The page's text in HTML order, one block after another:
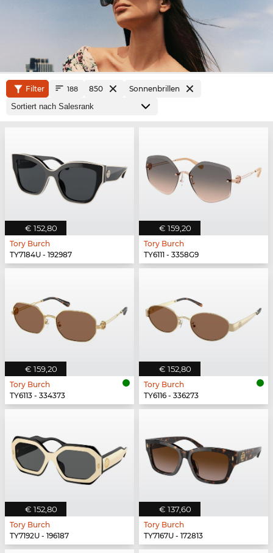
Filter 188 850 Sonnenbrillen
€ 152,80
Tory Burch
TY7184U - 192987
€ 159,20
Tory Burch
TY6111 - 3358G9
€ 159,20
Tory Burch
TY6113 - 334373
€ 152,80
Tory Burch
TY6116 - 336273
€ 152,80
Tory Burch
TY7192U - 196187
€ 137,60
Tory Burch
TY7167U - 172813